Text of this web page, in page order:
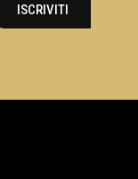
ISCRIVITI